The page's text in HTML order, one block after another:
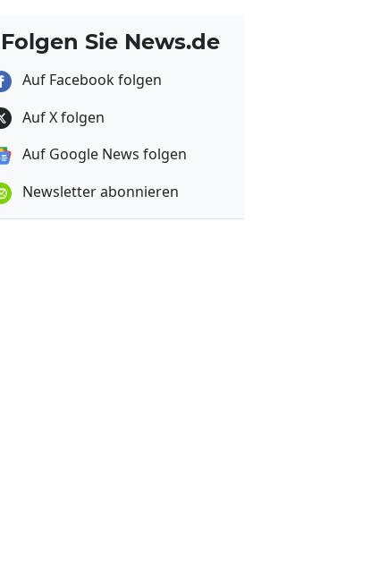
Folgen Sie News.de
Auf Facebook folgen
Auf X folgen
Auf Google News folgen
Newsletter abonnieren